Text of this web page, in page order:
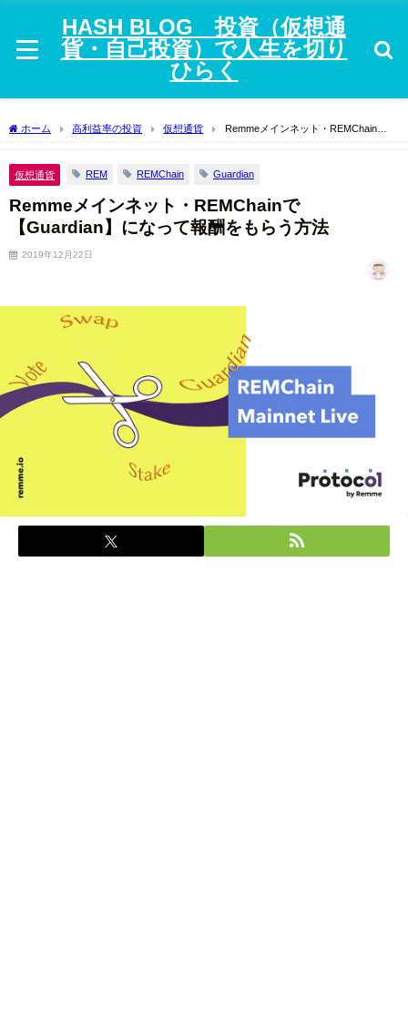
HASH BLOG 投資（仮想通
貨・自己投資）で人生を切り
ひらく
ホーム 高利益率の投資 仮想通貨
Remmeメインネット・REMChainで
仮想通貨 REM REMChain Guardian
Remmeメインネット・REMChainで
【Guardian】になって報酬をもらう方法
2019年12月22日